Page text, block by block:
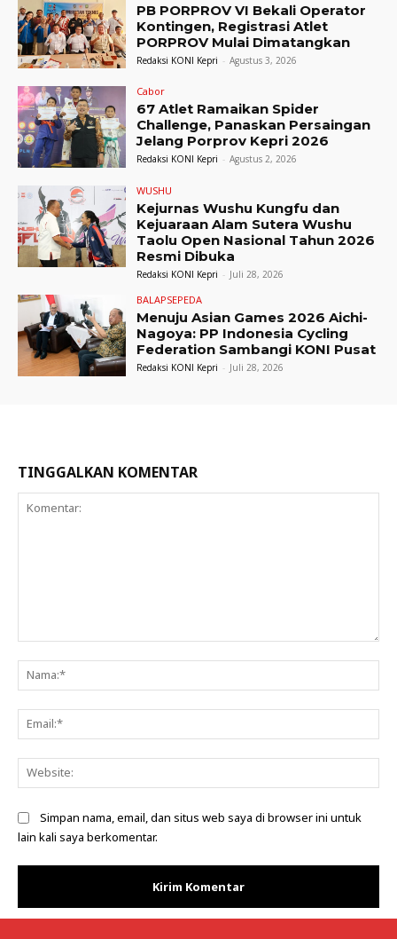
PB PORPROV VI Bekali Operator
Kontingen, Registrasi Atlet
PORPROV Mulai Dimatangkan
Redaksi KONI Kepri - Agustus 3, 2026
Cabor
67 Atlet Ramaikan Spider
Challenge, Panaskan Persaingan
Jelang Porprov Kepri 2026
Redaksi KONI Kepri - Agustus 2, 2026
WUSHU
Kejurnas Wushu Kungfu dan
Kejuaraan Alam Sutera Wushu
Taolu Open Nasional Tahun 2026
Resmi Dibuka
Redaksi KONI Kepri - Juli 28, 2026
BALAPSEPEDA
Menuju Asian Games 2026 Aichi-
Nagoya: PP Indonesia Cycling
Federation Sambangi KONI Pusat
Redaksi KONI Kepri - Juli 28, 2026
TINGGALKAN KOMENTAR
Simpan nama, email, dan situs web saya di browser ini untuk
lain kali saya berkomentar.